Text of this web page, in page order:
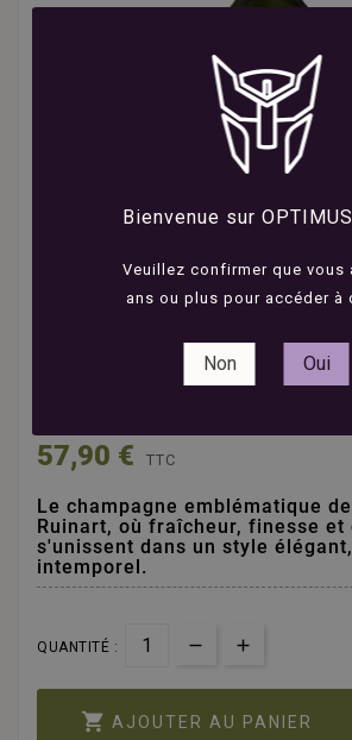
Bienvenue sur
Veuillez confirmer que vous
ans ou plus pour accéder à
Non Oui
"R" de Ruinart Brut -
57,90 € TTC
Le champagne emblématique
Ruinart, où fraîcheur, finesse et
s'unissent dans un style
intemporel.
QUANTITÉ :
 AJOUTER AU PANIER